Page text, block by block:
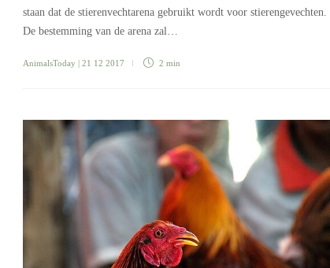
staan dat de stierenvechtarena gebruikt wordt voor stierengevechten.
De bestemming van de arena zal…
AnimalsToday | 21 12 2017 2 min